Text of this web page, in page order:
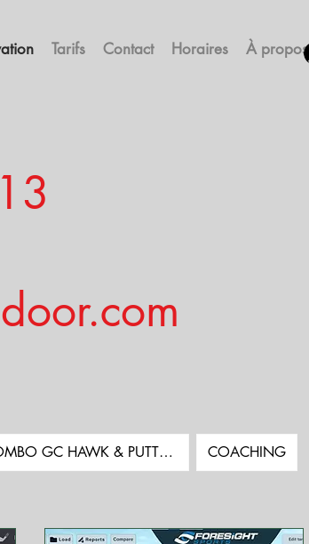
Tarifs Contact Horaires À propos
COMBO GC HAWK & PUTTVIEW en autonomie COACHING